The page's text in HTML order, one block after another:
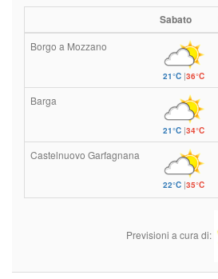
Sabato
Borgo a Mozzano
21°C|36°C
Barga
21°C|34°C
Castelnuovo Garfagnana
22°C|35°C
Previsioni a cura di: